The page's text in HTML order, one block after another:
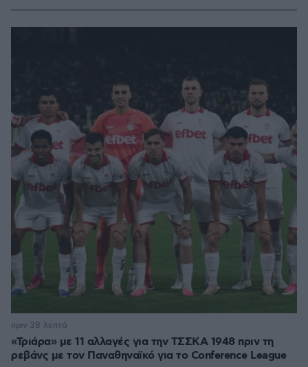
«Τριάρα» με 11 αλλαγές για την ΤΣΣΚΑ 1948 πριν τη
ρεβάνς με τον Παναθηναϊκό για το Conference League
πριν 28 λεπτά